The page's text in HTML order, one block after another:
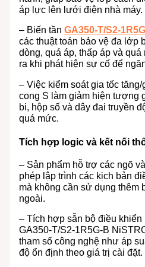
áp lực lên lưới điện nhà máy.
– Biến tần GA350-T/S2-
các thuật toán bảo vệ đa lớp
dòng, quá áp, thấp áp và
ra khi phát hiện sự cố để
– Việc kiểm soát gia tốc
cong S làm giảm hiện tượng
bi, hộp số và dây đai truyền
quá mức.
Tích hợp logic và kết nối
– Sản phẩm hỗ trợ các ngõ
phép lập trình các kịch bản
mà không cần sử dụng thêm
ngoài.
– Tích hợp sẵn bộ điều khiển
GA350-T/S2-1R5G-B
tham số công nghệ như áp
độ ổn định theo giá trị cài đặt.